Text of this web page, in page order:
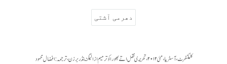
دھرمی آشتی
کلیگنفرٹ، آسٹریا، مئی ۲۰۱۲ ، تحریری نقل اتے بھورا کو ترمیم از الیگزینڈر برزن ، ترجمہ: افضال محمود